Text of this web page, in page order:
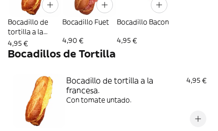
Bocadillo de
tortilla a la
francesa.
4,95 €
Bocadillo Fuet
4,90 €
Bocadillo Bacon
4,95 €
Bocadillos de Tortilla
Bocadillo de tortilla a la
francesa.
4,95 €
Con tomate untado.